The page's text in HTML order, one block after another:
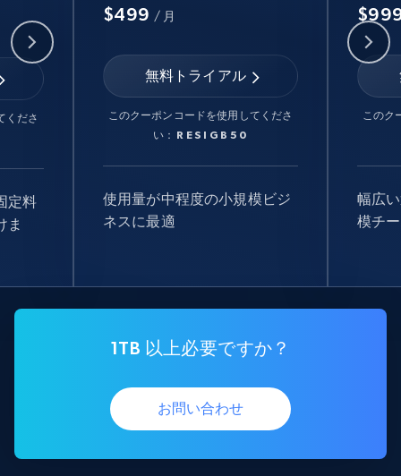
くださ
定料
ま
$499 / 月
無料トライアル
このクーポンコードを使用してくださ
い：
RESIGB50
使用量が中程度の小規模ビジ
ネスに最適
このク
幅広
模チ
1TB 以上必要ですか？
お問い合わせ